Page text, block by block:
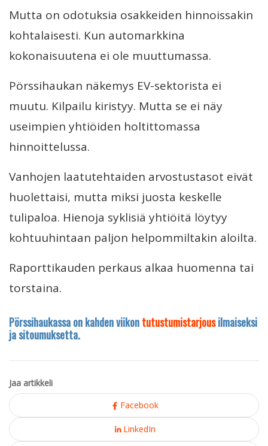
Mutta on odotuksia osakkeiden hinnoissakin
kohtalaisesti. Kun automarkkina
kokonaisuutena ei ole muuttumassa.
Pörssihaukan näkemys EV-sektorista ei
muutu. Kilpailu kiristyy. Mutta se ei näy
useimpien yhtiöiden holtittomassa
hinnoittelussa.
Vanhojen laatutehtaiden arvostustasot eivät
huolettaisi, mutta miksi juosta keskelle
tulipaloa. Hienoja syklisiä yhtiöitä löytyy
kohtuuhintaan paljon helpommiltakin aloilta.
Raporttikauden perkaus alkaa huomenna tai
torstaina.
Pörssihaukassa on kahden viikontutustumistarjousilmaiseksi
ja sitoumuksetta.
Jaa artikkeli
Facebook
LinkedIn